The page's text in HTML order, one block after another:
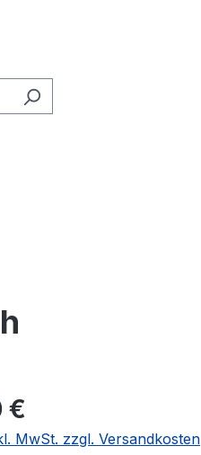
€
MwSt. zzgl. Versandkosten